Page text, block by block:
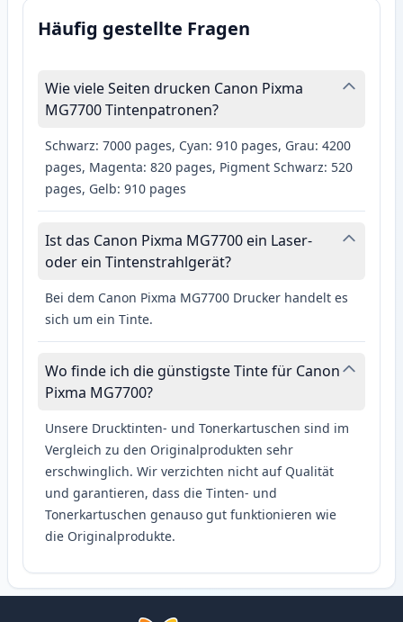
Häufig gestellte Fragen
Wie viele Seiten drucken Canon Pixma
MG7700 Tintenpatronen?
Schwarz: 7000 pages, Cyan: 910 pages, Grau: 4200
pages, Magenta: 820 pages, Pigment Schwarz: 520
pages, Gelb: 910 pages
Ist das Canon Pixma MG7700 ein Laser-
oder ein Tintenstrahlgerät?
Bei dem Canon Pixma MG7700 Drucker handelt es
sich um ein Tinte.
Wo finde ich die günstigste Tinte für Canon
Pixma MG7700?
Unsere Drucktinten- und Tonerkartuschen sind im
Vergleich zu den Originalprodukten sehr
erschwinglich. Wir verzichten nicht auf Qualität
und garantieren, dass die Tinten- und
Tonerkartuschen genauso gut funktionieren wie
die Originalprodukte.